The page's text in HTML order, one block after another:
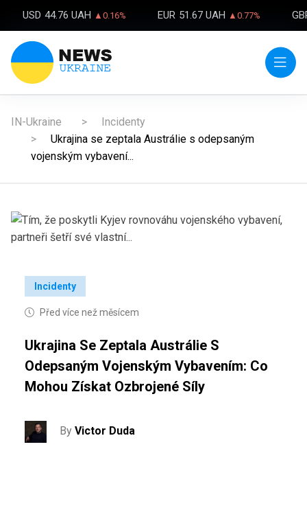
USD 44.76 UAH ▲0.16% EUR 51.67 UAH ▲0.77%
IN-Ukraine
Incidenty
Ukrajina se zeptala Austrálie s odepsaným
vojenským vybavení...
Incidenty
Před více než měsícem
Ukrajina Se Zeptala Austrálie S
Odepsaným Vojenským Vybavením: Co
Mohou Získat Ozbrojené Síly
ByVictor Duda